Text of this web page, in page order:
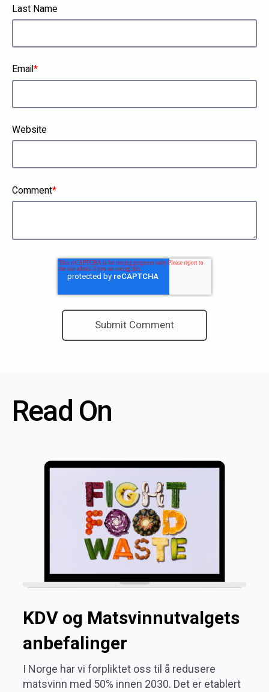
Last Name
Email*
Website
Comment*
Read On
KDV og Matsvinnutvalgets
anbefalinger
I Norge har vi forpliktet oss til å redusere
matsvinn med 50% innen 2030. Det er etablert